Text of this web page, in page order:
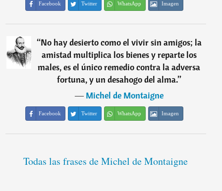
Facebook Twitter WhatsApp Imagen
“No hay desierto como el vivir sin amigos; la
amistad multiplica los bienes y reparte los
males, es el único remedio contra la adversa
fortuna, y un desahogo del alma.”
―Michel de Montaigne
Facebook Twitter WhatsApp Imagen
Todas las frases de Michel de Montaigne